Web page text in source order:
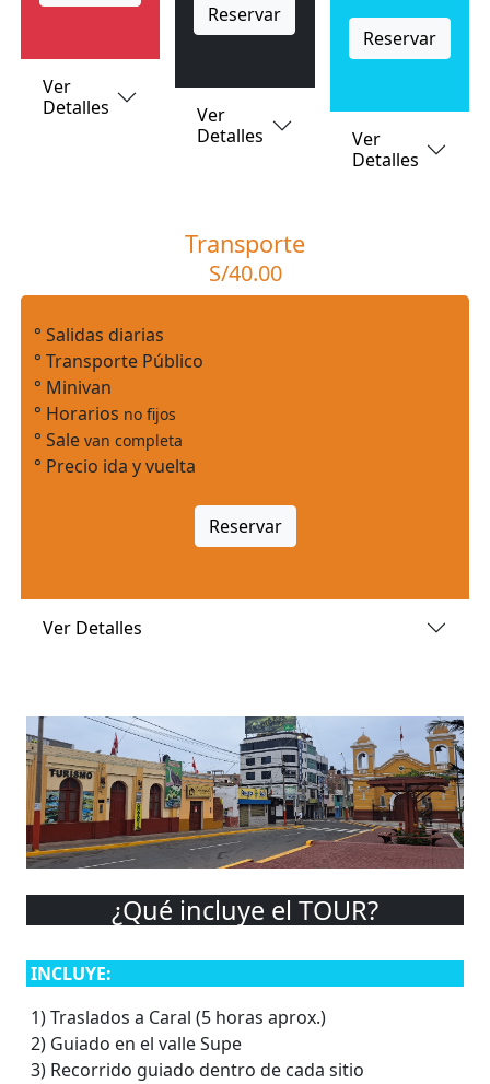
Ver
Detalles
Reservar
Ver
Detalles
Reservar
Ver
Detalles
Transporte
S/40.00
° Salidas diarias
° Transporte Público
° Minivan
° Horarios no fijos
° Sale van completa
° Precio ida y vuelta
Reservar
Ver Detalles
¿Qué incluye el TOUR?
INCLUYE:
1) Traslados a Caral (5 horas aprox.)
2) Guiado en el valle Supe
3) Recorrido guiado dentro de cada sitio